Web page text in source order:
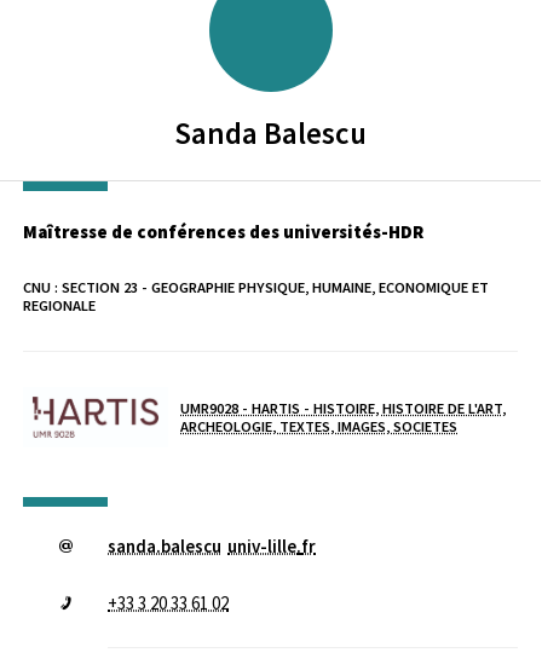
Sanda Balescu
Maîtresse de conférences des universités-HDR
CNU : SECTION 23 - GEOGRAPHIE PHYSIQUE, HUMAINE, ECONOMIQUE ET
REGIONALE
UMR9028 - HARTIS - HISTOIRE, HISTOIRE DE L'ART,
ARCHEOLOGIE, TEXTES, IMAGES, SOCIETES
sanda.balescu univ-lille.fr
+33 3 20 33 61 02